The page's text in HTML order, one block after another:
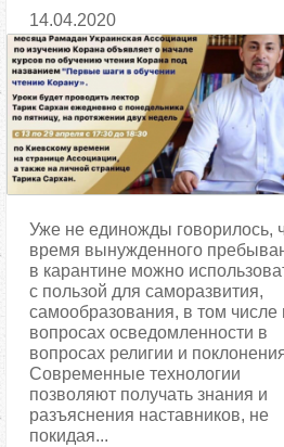
апреля
14.04.2020
Уже не единожды говорилось,
время вынужденного
в карантине можно
с пользой для саморазвития,
самообразования, в том числе
вопросах осведомленности в
вопросах религии и
Современные технологии
позволяют получать знания и
разъяснения наставников, не
покидая...